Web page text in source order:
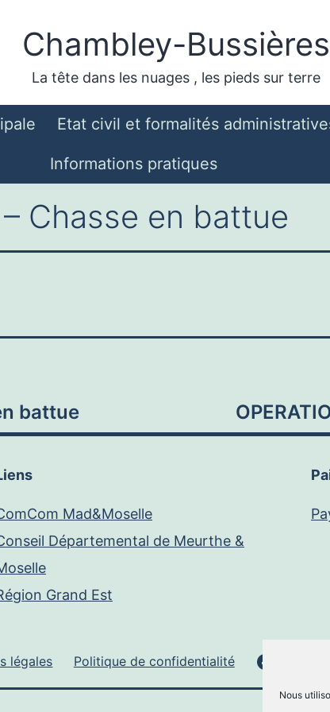
Nous
Chambley-Bussières
La tête dans les nuages , les pieds sur terre
Etat civil et formalités
Informations pratiques
Chasse en battue
battue
Mad&Moselle
Départemental de Meurthe &
Grand Est
légales Politique de confidentialité